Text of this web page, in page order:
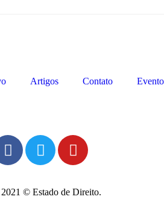
Artigos Contato
© Estado de Direito.